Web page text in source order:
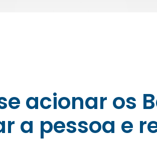
acionar os
a pessoa e